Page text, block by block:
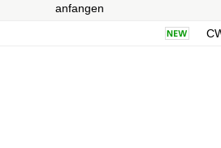
anfangen